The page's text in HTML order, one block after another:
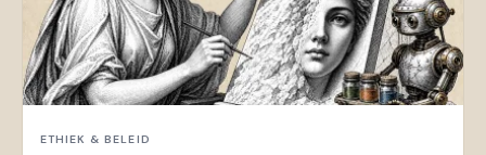
ETHIEK & BELEID